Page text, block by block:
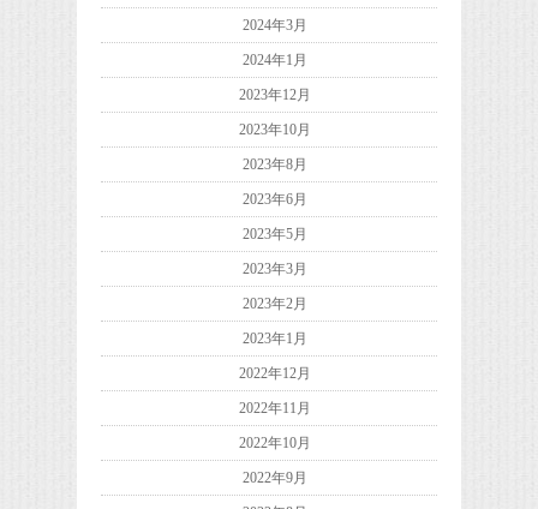
2024年3月
2024年1月
2023年12月
2023年10月
2023年8月
2023年6月
2023年5月
2023年3月
2023年2月
2023年1月
2022年12月
2022年11月
2022年10月
2022年9月